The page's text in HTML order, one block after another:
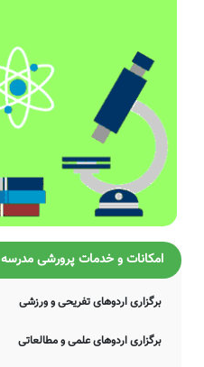
امکانات و خدمات پرورشی مدرسه
برگزاری اردوهای تفریحی و ورزشی
برگزاری اردوهای علمی و مطالعاتی